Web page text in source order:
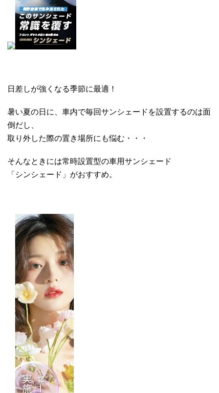
日差しが強くなる季節に最適！
暑い夏の日に、車内で毎回サンシェードを設置するのは面
倒だし、
取り外した際の置き場所にも悩む・・・
そんなときには常時設置型の車用サンシェード
「シンシェード」がおすすめ。